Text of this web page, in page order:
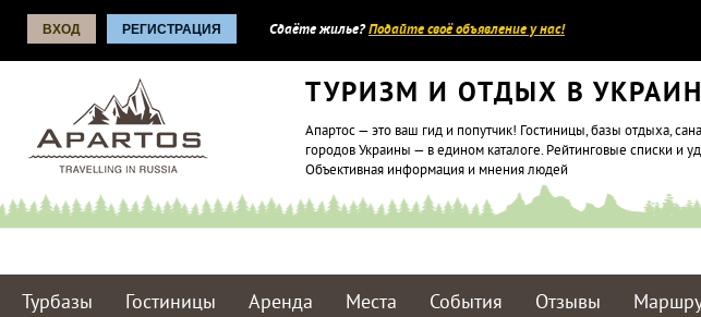
ВХОД РЕГИСТРАЦИЯ Сдаёте жилье?Подайте своё объявление у нас!
ТУРИЗМ И ОТДЫХ В
Апартос — это ваш гид и попутчик! Гостиницы, базы отдыха,
городов Украины — в едином каталоге. Рейтинговые списки и
Объективная информация и мнения людей
Турбазы Гостиницы Аренда Места События Отзывы